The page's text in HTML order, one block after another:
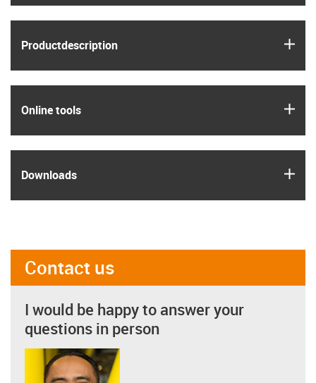
Product­description
Online tools
Downloads
Contact us
I would be happy to answer your
questions in person